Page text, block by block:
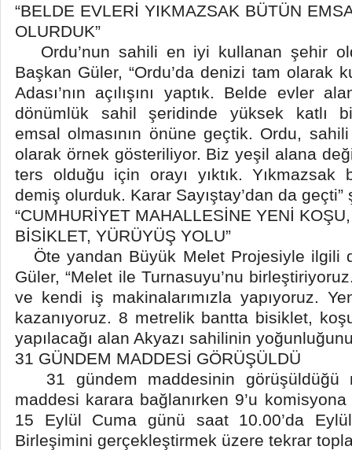
“BELDE EVLERİ YIKMAZSAK BÜTÜN
OLURDUK”
Ordu’nun sahili en iyi kullanan şehir
Başkan Güler, “Ordu’da denizi tam olarak
Adası’nın açılışını yaptık. Belde evler
dönümlük sahil şeridinde yüksek katlı
emsal olmasının önüne geçtik. Ordu,
olarak örnek gösteriliyor. Biz yeşil alana
ters olduğu için orayı yıktık. Yıkmazsak
demiş olurduk. Karar Sayıştay’dan da
“CUMHURİYET MAHALLESİNE YENİ
BİSİKLET, YÜRÜYÜŞ YOLU”
Öte yandan Büyük Melet Projesiyle ilgili
Güler, “Melet ile Turnasuyu’nu
ve kendi iş makinalarımızla yapıyoruz.
kazanıyoruz. 8 metrelik bantta bisiklet,
yapılacağı alan Akyazı sahilinin
31 GÜNDEM MADDESİ GÖRÜŞÜLDÜ
31 gündem maddesinin görüşüldüğü
maddesi karara bağlanırken 9’u
15 Eylül Cuma günü saat 10.00’da Eylül
Birleşimini gerçekleştirmek üzere tekrar